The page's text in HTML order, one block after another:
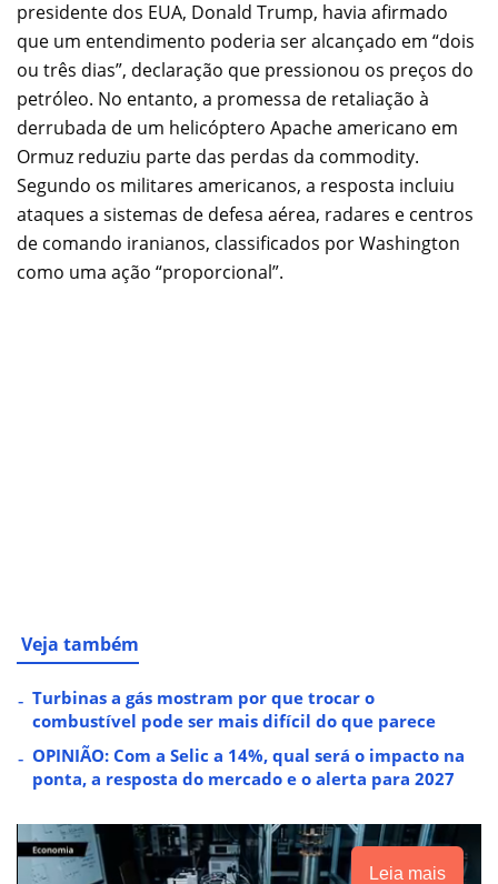
presidente dos EUA, Donald Trump, havia afirmado
que um entendimento poderia ser alcançado em “dois
ou três dias”, declaração que pressionou os preços do
petróleo. No entanto, a promessa de retaliação à
derrubada de um helicóptero Apache americano em
Ormuz reduziu parte das perdas da commodity.
Segundo os militares americanos, a resposta incluiu
ataques a sistemas de defesa aérea, radares e centros
de comando iranianos, classificados por Washington
como uma ação “proporcional”.
Veja também
Turbinas a gás mostram por que trocar o
combustível pode ser mais difícil do que parece
OPINIÃO: Com a Selic a 14%, qual será o impacto na
ponta, a resposta do mercado e o alerta para 2027
Leia mais